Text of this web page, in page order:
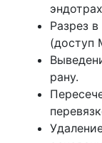
Разрез
(доступ
рану.